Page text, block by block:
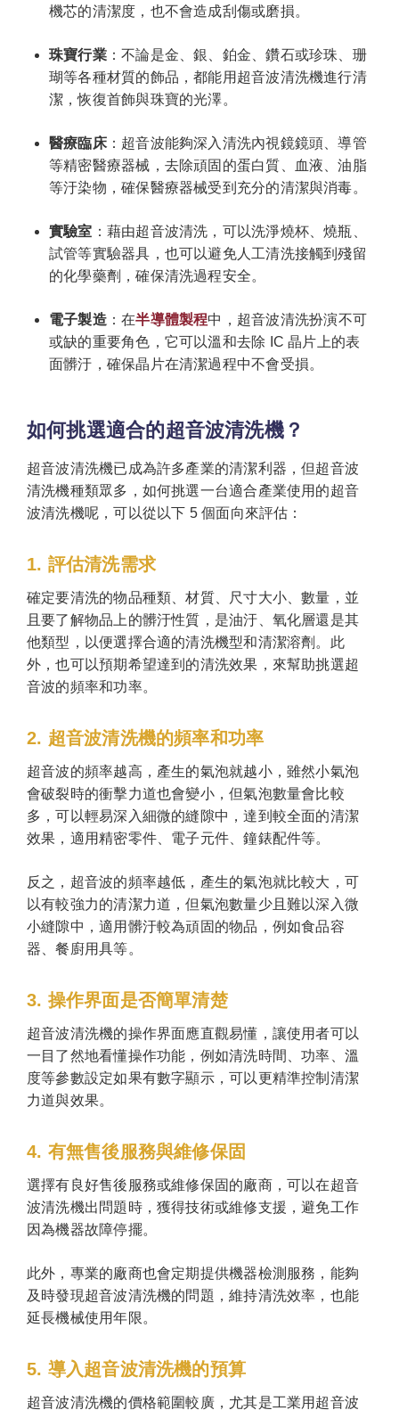
機芯的清潔度，也不會造成刮傷或磨損。
珠寶行業：不論是金、銀、鉑金、鑽石或珍珠、珊
瑚等各種材質的飾品，都能用超音波清洗機進行清
潔，恢復首飾與珠寶的光澤。
醫療臨床：超音波能夠深入清洗內視鏡鏡頭、導管
等精密醫療器械，去除頑固的蛋白質、血液、油脂
等汙染物，確保醫療器械受到充分的清潔與消毒。
實驗室 ：藉由超音波清洗，可以洗淨燒杯、燒瓶、
試管等實驗器具，也可以避免人工清洗接觸到殘留
的化學藥劑，確保清洗過程安全。
電子製造：在半導體製程中，超音波清洗扮演不可
或缺的重要角色，它可以溫和去除 IC 晶片上的表
面髒汙，確保晶片在清潔過程中不會受損。
如何挑選適合的超音波清洗機？
超音波清洗機已成為許多產業的清潔利器，但超音波
清洗機種類眾多，如何挑選一台適合產業使用的超音
波清洗機呢，可以從以下 5 個面向來評估：
1. 評估清洗需求
確定要清洗的物品種類、材質、尺寸大小、數量，並
且要了解物品上的髒汙性質，是油汙、氧化層還是其
他類型，以便選擇合適的清洗機型和清潔溶劑。此
外，也可以預期希望達到的清洗效果，來幫助挑選超
音波的頻率和功率。
2. 超音波清洗機的頻率和功率
超音波的頻率越高，產生的氣泡就越小，雖然小氣泡
會破裂時的衝擊力道也會變小，但氣泡數量會比較
多，可以輕易深入細微的縫隙中，達到較全面的清潔
效果，適用精密零件、電子元件、鐘錶配件等。
反之，超音波的頻率越低，產生的氣泡就比較大，可
以有較強力的清潔力道，但氣泡數量少且難以深入微
小縫隙中，適用髒汙較為頑固的物品，例如食品容
器、餐廚用具等。
3. 操作界面是否簡單清楚
超音波清洗機的操作界面應直觀易懂，讓使用者可以
一目了然地看懂操作功能，例如清洗時間、功率、溫
度等參數設定如果有數字顯示，可以更精準控制清潔
力道與效果。
4. 有無售後服務與維修保固
選擇有良好售後服務或維修保固的廠商，可以在超音
波清洗機出問題時，獲得技術或維修支援，避免工作
因為機器故障停擺。
此外，專業的廠商也會定期提供機器檢測服務，能夠
及時發現超音波清洗機的問題，維持清洗效率，也能
延長機械使用年限。
5. 導入超音波清洗機的預算
超音波清洗機的價格範圍較廣，尤其是工業用超音波